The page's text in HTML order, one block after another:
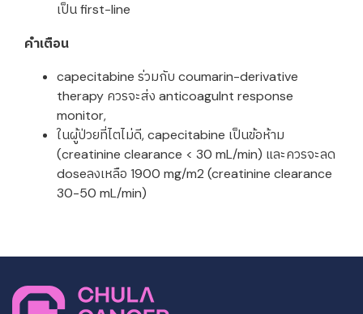
เป็น first-line
คำเตือน
capecitabine ร่วมกับ coumarin-derivative
therapy ควรจะส่ง anticoagulnt response
monitor,
ในผู้ป่วยที่ไตไม่ดี, capecitabine เป็นข้อห้าม
(creatinine clearance < 30 mL/min) และควรจะลด
doseลงเหลือ 1900 mg/m2 (creatinine clearance
30-50 mL/min)